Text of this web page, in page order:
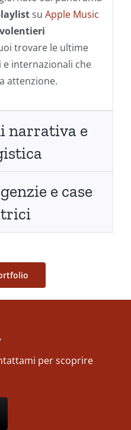
su Apple Music
trovare le ultime
e internazionali che
attenzione.
narrativa e
e case
per scoprire